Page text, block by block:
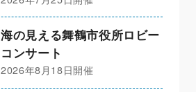
海の見える舞鶴市役所ロビー
コンサート
2026年8月18日開催